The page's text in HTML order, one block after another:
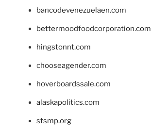
bancodevenezuelaen.com
bettermoodfoodcorporation.com
hingstonnt.com
chooseagender.com
hoverboardssale.com
alaskapolitics.com
stsmp.org